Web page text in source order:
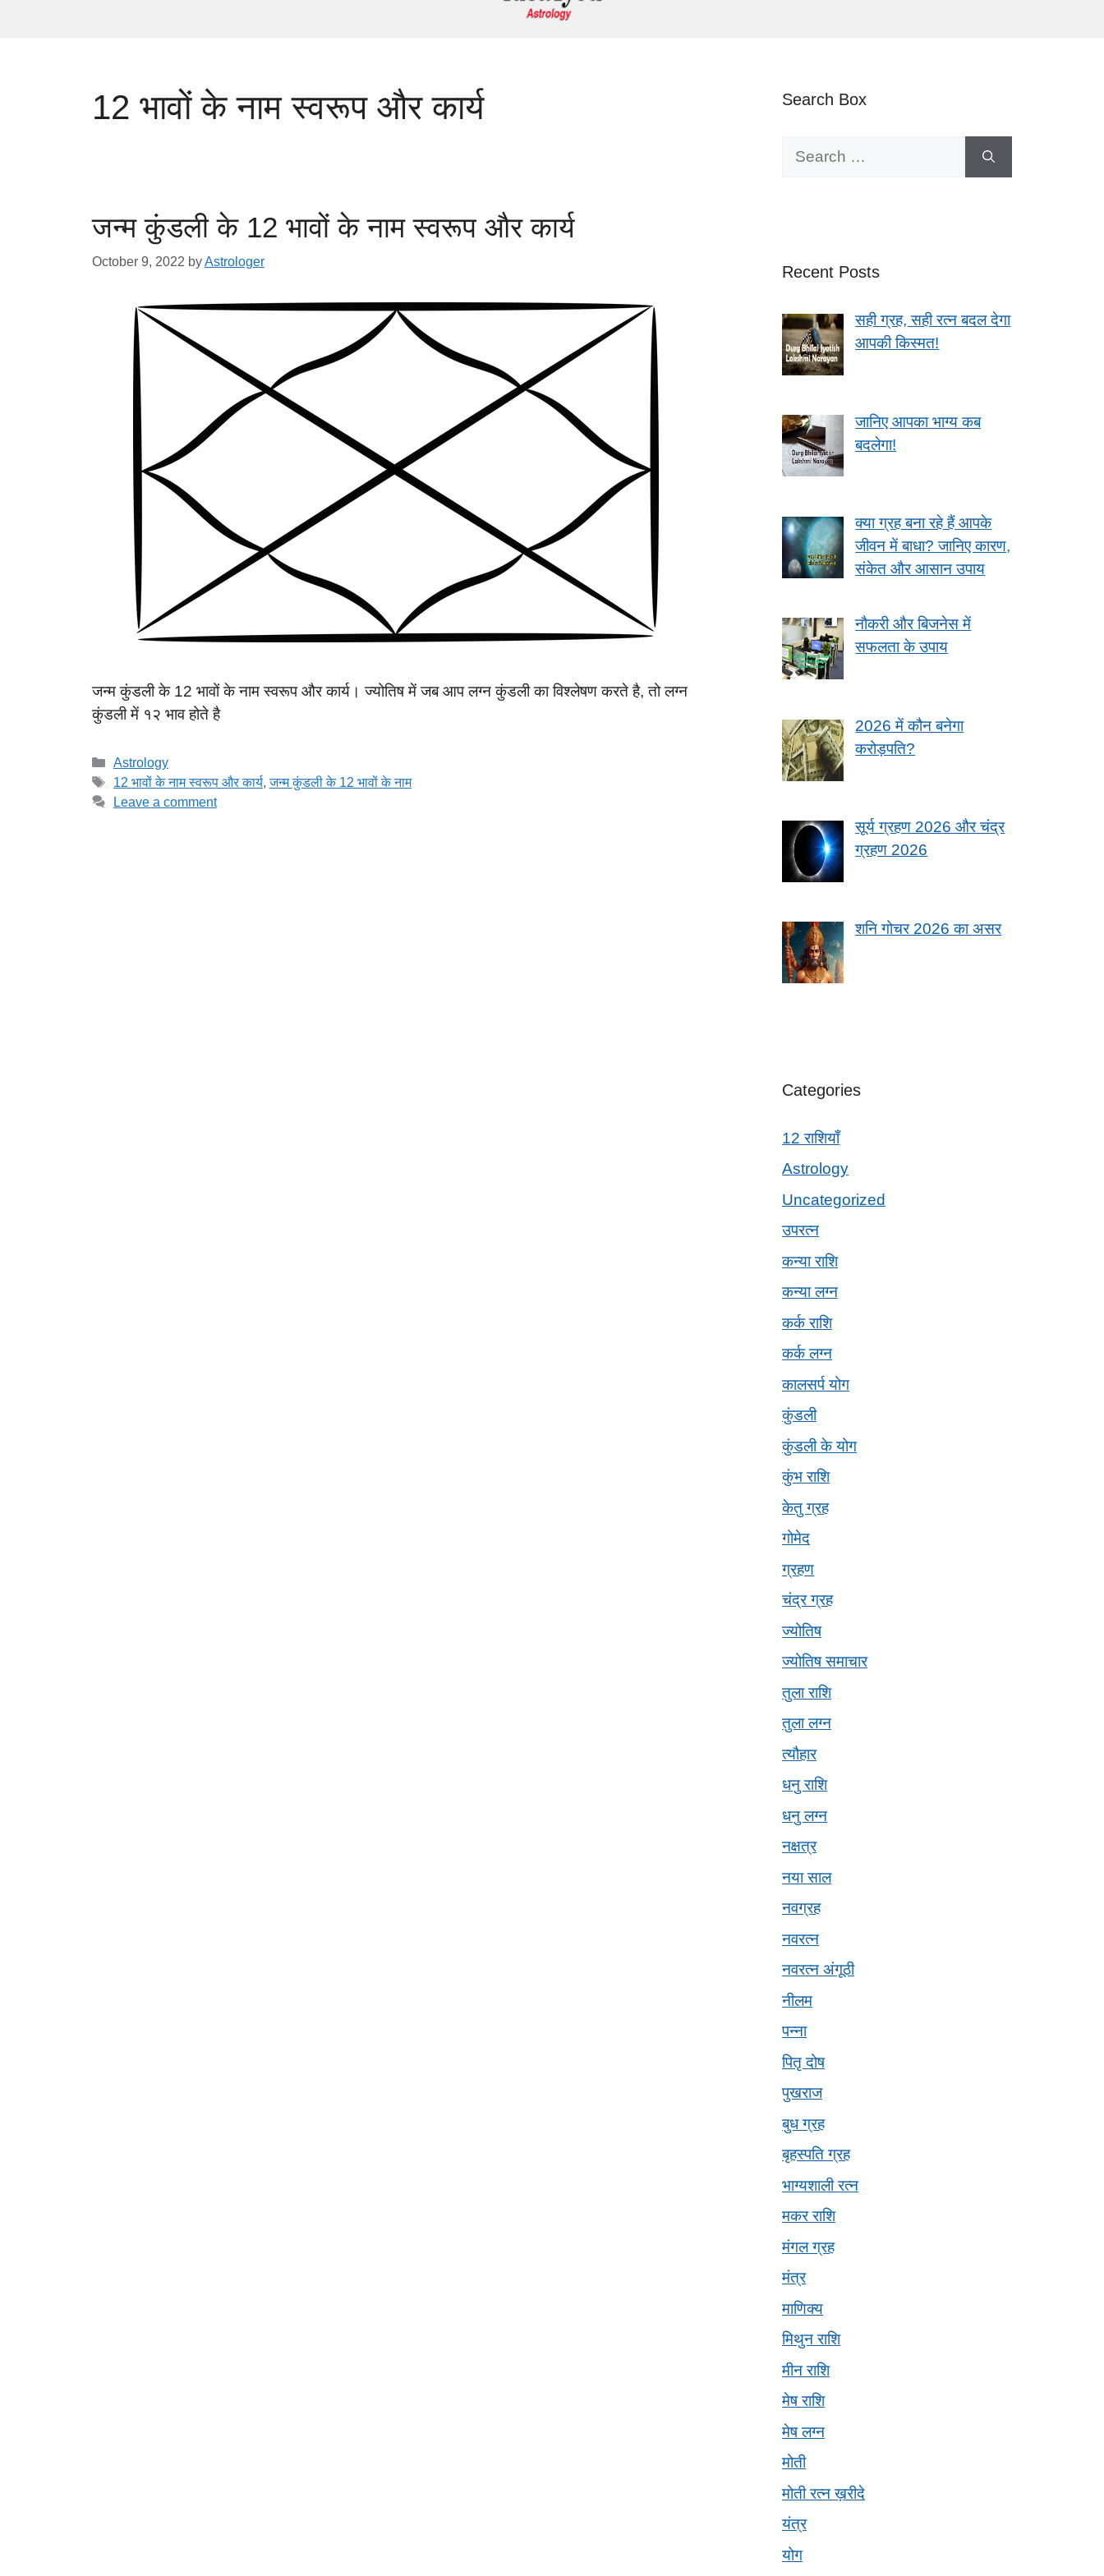
12 भावों के नाम स्वरूप और कार्य
जन्म कुंडली के 12 भावों के नाम स्वरूप और कार्य
October 9, 2022 byAstrologer
जन्म कुंडली के 12 भावों के नाम स्वरूप और कार्य। ज्योतिष में जब आप लग्न कुंडली का विश्लेषण करते है, तो लग्न
कुंडली में १२ भाव होते है
Categories
Astrology
Tags
12 भावों के नाम स्वरूप और कार्य,जन्म कुंडली के 12 भावों के नाम
Leave a comment
Search Box
Recent Posts
सही ग्रह, सही रत्न बदल देगा
आपकी किस्मत!
जानिए आपका भाग्य कब
बदलेगा!
क्या ग्रह बना रहे हैं आपके
जीवन में बाधा? जानिए कारण,
संकेत और आसान उपाय
नौकरी और बिजनेस में
सफलता के उपाय
2026 में कौन बनेगा
करोड़पति?
सूर्य ग्रहण 2026 और चंद्र
ग्रहण 2026
शनि गोचर 2026 का असर
Categories
12 राशियाँ
Astrology
Uncategorized
उपरत्न
कन्या राशि
कन्या लग्न
कर्क राशि
कर्क लग्न
कालसर्प योग
कुंडली
कुंडली के योग
कुंभ राशि
केतु ग्रह
गोमेद
ग्रहण
चंद्र ग्रह
ज्योतिष
ज्योतिष समाचार
तुला राशि
तुला लग्न
त्यौहार
धनु राशि
धनु लग्न
नक्षत्र
नया साल
नवग्रह
नवरत्न
नवरत्न अंगूठी
नीलम
पन्ना
पितृ दोष
पुखराज
बुध ग्रह
बृहस्पति ग्रह
भाग्यशाली रत्न
मकर राशि
मंगल ग्रह
मंत्र
माणिक्य
मिथुन राशि
मीन राशि
मेष राशि
मेष लग्न
मोती
मोती रत्न ख़रीदे
यंत्र
योग